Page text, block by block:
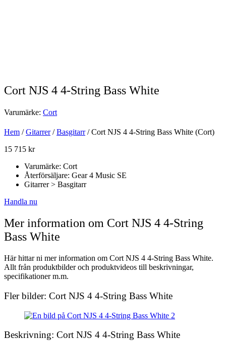
Cort NJS 4 4-String Bass White
Varumärke: Cort
Hem /Gitarrer/Basgitarr/ Cort NJS 4 4-String Bass White (Cort)
15 715 kr
Varumärke: Cort
Återförsäljare: Gear 4 Music SE
Gitarrer > Basgitarr
Handla nu
Mer information om Cort NJS 4 4-String
Bass White
Här hittar ni mer information om Cort NJS 4 4-String Bass White.
Allt från produktbilder och produktvideos till beskrivningar,
specifikationer m.m.
Fler bilder: Cort NJS 4 4-String Bass White
Beskrivning: Cort NJS 4 4-String Bass White